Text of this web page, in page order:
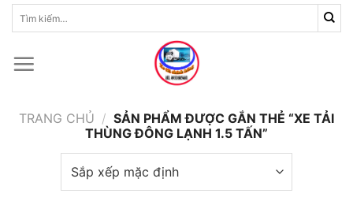
Skip
kiếm:
TRANG CHỦ / SẢN PHẨM ĐƯỢC GẮN THẺ “XE TẢI
THÙNG ĐÔNG LẠNH 1.5 TẤN”